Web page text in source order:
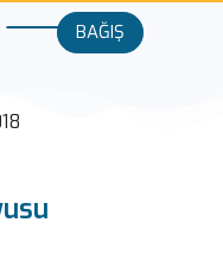
BAĞIŞ